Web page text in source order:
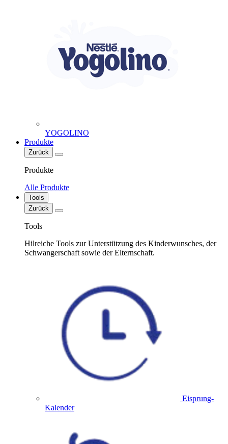
YOGOLINO
Produkte
Zurück
Produkte
Alle Produkte
Tools
Zurück
Tools
Hilreiche Tools zur Unterstützung des Kinderwunsches, der
Schwangerschaft sowie der Elternschaft.
Eisprung-
Kalender